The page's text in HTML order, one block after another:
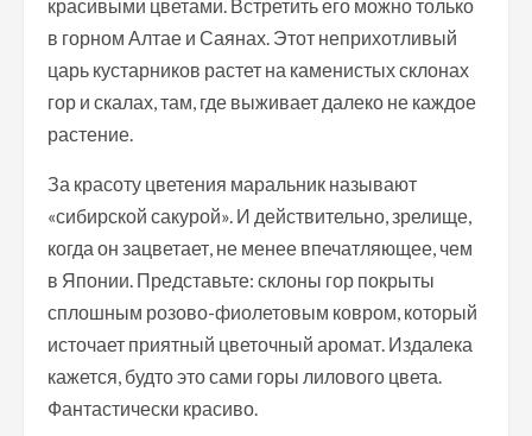
красивыми цветами. Встретить его можно только
в горном Алтае и Саянах. Этот неприхотливый
царь кустарников растет на каменистых склонах
гор и скалах, там, где выживает далеко не каждое
растение.
За красоту цветения маральник называют
«сибирской сакурой». И действительно, зрелище,
когда он зацветает, не менее впечатляющее, чем
в Японии. Представьте: склоны гор покрыты
сплошным розово-фиолетовым ковром, который
источает приятный цветочный аромат. Издалека
кажется, будто это сами горы лилового цвета.
Фантастически красиво.